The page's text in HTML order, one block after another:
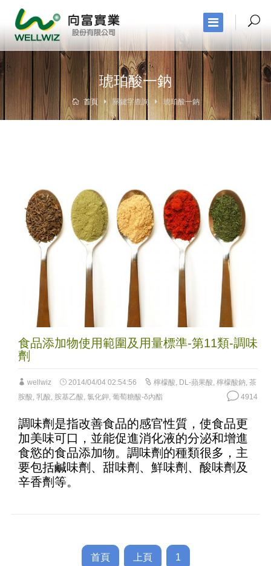
琥珀酸一鈉
首頁 關鍵字查詢 琥珀酸一鈉
食品添加物使用範圍及用量標準-第11類-調味
劑
wellwiz 2014/04/04 02:54:56 檸檬酸, DL-蘋果酸, 檸檬酸鈉, 茶
胺酸, 乳酸, 胺基乙酸, 氯化鉀, 葡萄糖酸-δ內酯 4914
調味劑是指改善食品的感官性質，使食品更
加美味可口，並能促進消化液的分泌和增進
食慾的食品添加物。調味劑的種類很多，主
要包括鹹味劑、甜味劑、鮮味劑、酸味劑及
辛香劑等。
首頁 上頁 1